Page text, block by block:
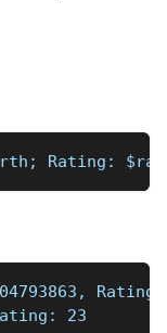
Rating:
23